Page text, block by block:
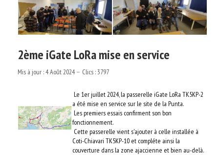
2ème iGate LoRa mise en service
Mis à jour : 4 Août 2024 Clics : 3797
Le 1er juillet 2024, la passerelle iGate LoRa TK5KP-2
a été mise en service sur le site de la Punta.
Les premiers essais confirment son bon
fonctionnement.
Cette passerelle vient s'ajouter à celle installée à
Coti-Chiavari TK5KP-10 et compléte ainsi la
couverture dans la zone ajaccienne et bien au-delà.